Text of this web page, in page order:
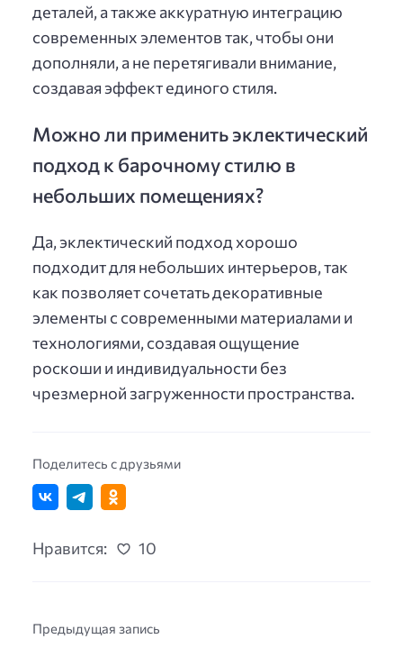
деталей, а также аккуратную интеграцию
современных элементов так, чтобы они
дополняли, а не перетягивали внимание,
создавая эффект единого стиля.
Можно ли применить эклектический
подход к барочному стилю в
небольших помещениях?
Да, эклектический подход хорошо
подходит для небольших интерьеров, так
как позволяет сочетать декоративные
элементы с современными материалами и
технологиями, создавая ощущение
роскоши и индивидуальности без
чрезмерной загруженности пространства.
Поделитесь с друзьями
Нравится: 10
Предыдущая запись